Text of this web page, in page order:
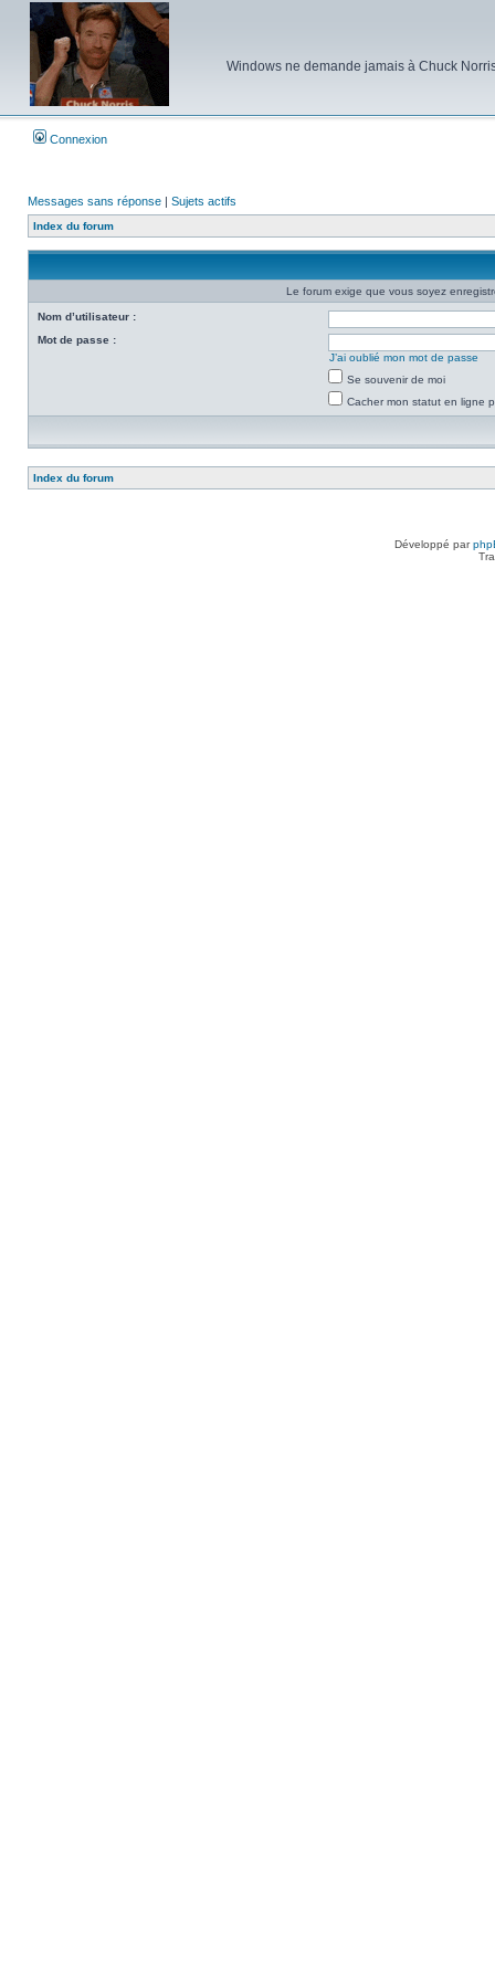
Windows ne demande jamais à Chuck
Connexion
Messages sans réponse | Sujets actifs
Index du forum
Le forum exige que vous soyez
Nom d’utilisateur :
Mot de passe :
J’ai oublié mon mot de passe
Se souvenir de moi
Cacher mon statut en ligne
Index du forum
Développé par